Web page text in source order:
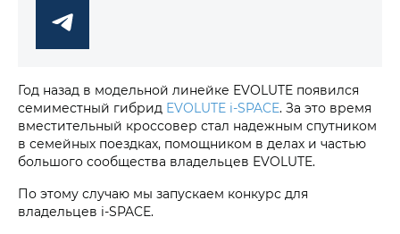
Год назад в модельной линейке EVOLUTE появился
семиместный гибрид EVOLUTE i‑SPACE. За это время
вместительный кроссовер стал надежным спутником
в семейных поездках, помощником в делах и частью
большого сообщества владельцев EVOLUTE.
По этому случаю мы запускаем конкурс для
владельцев i‑SPACE.